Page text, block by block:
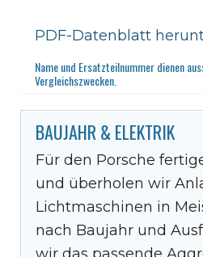
PDF-Datenblatt
Name und Ersatzteilnummer dienen
Vergleichszwecken.
BAUJAHR & ELEKTRIK
Für den Porsche
und überholen wir
Lichtmaschinen in
nach Baujahr und
wir das passende